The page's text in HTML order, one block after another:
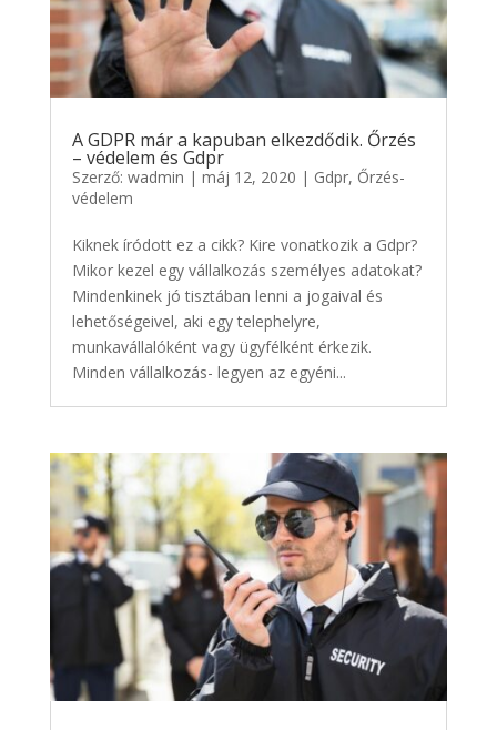
A GDPR már a kapuban elkezdődik. Őrzés
– védelem és Gdpr
Szerző: wadmin | máj 12, 2020 | Gdpr, Őrzés-
védelem
Kiknek íródott ez a cikk? Kire vonatkozik a Gdpr?
Mikor kezel egy vállalkozás személyes adatokat?
Mindenkinek jó tisztában lenni a jogaival és
lehetőségeivel, aki egy telephelyre,
munkavállalóként vagy ügyfélként érkezik.
Minden vállalkozás- legyen az egyéni...